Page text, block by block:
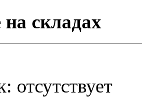
складах
отсутствует